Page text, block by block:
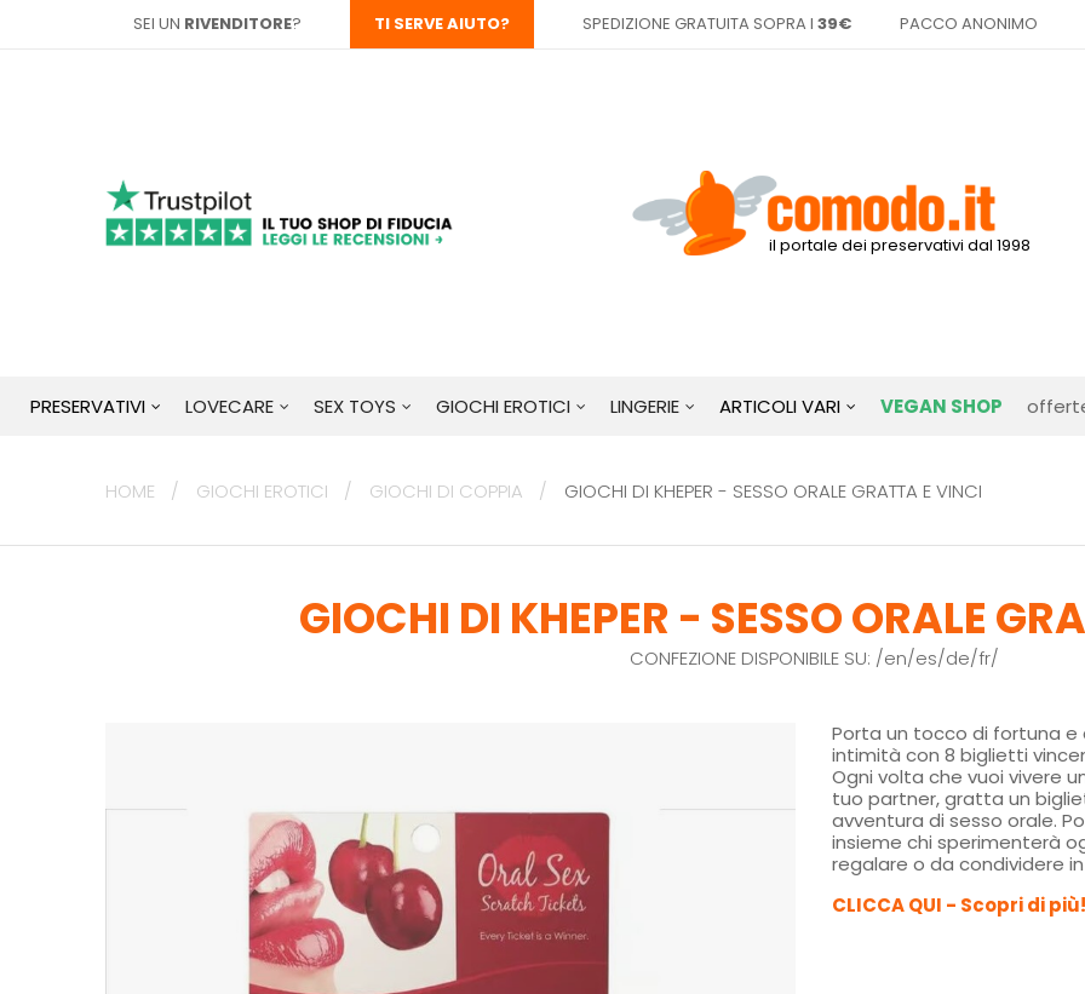
SEI UN RIVENDITORE? TI SERVE AIUTO? SPEDIZIONE GRATUITA SOPRA I 39€ PACCO ANONIMO
il portale dei preservativi dal 1998
PRESERVATIVI LOVECARE SEX TOYS GIOCHI EROTICI LINGERIE ARTICOLI VARI VEGAN SHOP
HOME GIOCHI EROTICI GIOCHI DI COPPIA GIOCHI DI KHEPER - SESSO ORALE GRATTA E VINCI
GIOCHI DI KHEPER - SESSO ORALE
CONFEZIONE DISPONIBILE SU: /en/es/de/fr/
Porta un tocco di fortuna
intimità con 8 biglietti
Ogni volta che vuoi vivere
tuo partner, gratta un
avventura di sesso orale.
insieme chi sperimenterà
regalare o da condividere
CLICCA QUI - Scopri di più!